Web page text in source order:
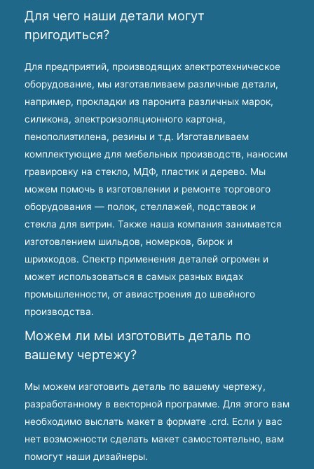
Для чего наши детали могут
пригодиться?
Для предприятий, производящих электротехническое
оборудование, мы изготавливаем различные детали,
например, прокладки из паронита различных марок,
силикона, электроизоляционного картона,
пенополиэтилена, резины и т.д. Изготавливаем
комплектующие для мебельных производств, наносим
гравировку на стекло, МДФ, пластик и дерево. Мы
можем помочь в изготовлении и ремонте торгового
оборудования — полок, стеллажей, подставок и
стекла для витрин. Также наша компания занимается
изготовлением шильдов, номерков, бирок и
шрихкодов. Спектр применения деталей огромен и
может использоваться в самых разных видах
промышленности, от авиастроения до швейного
производства.
Можем ли мы изготовить деталь по
вашему чертежу?
Мы можем изготовить деталь по вашему чертежу,
разработанному в векторной программе. Для этого вам
необходимо выслать макет в формате .crd. Если у вас
нет возможности сделать макет самостоятельно, вам
помогут наши дизайнеры.